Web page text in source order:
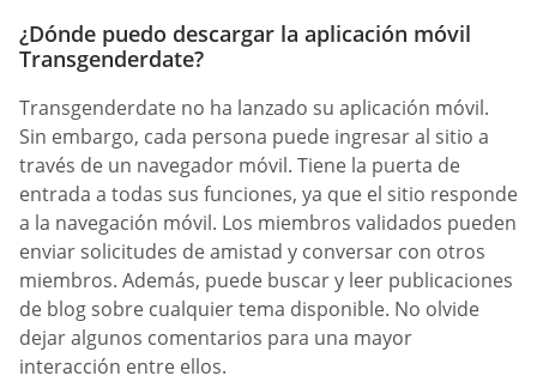
¿Dónde puedo descargar la aplicación móvil
Transgenderdate?
Transgenderdate no ha lanzado su aplicación móvil.
Sin embargo, cada persona puede ingresar al sitio a
través de un navegador móvil. Tiene la puerta de
entrada a todas sus funciones, ya que el sitio responde
a la navegación móvil. Los miembros validados pueden
enviar solicitudes de amistad y conversar con otros
miembros. Además, puede buscar y leer publicaciones
de blog sobre cualquier tema disponible. No olvide
dejar algunos comentarios para una mayor
interacción entre ellos.